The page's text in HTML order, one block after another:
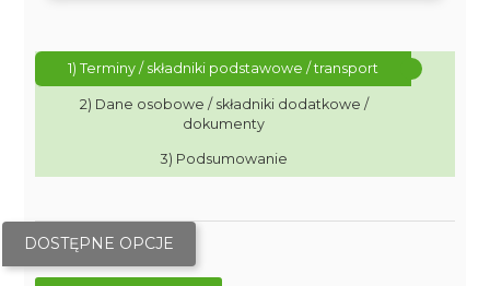
1) Terminy / składniki podstawowe / transport
2) Dane osobowe / składniki dodatkowe /
dokumenty
3) Podsumowanie
DOSTĘPNE OPCJE